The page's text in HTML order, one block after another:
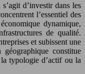
d’investir dans les
l’essentiel des
dynamique,
de qualité.
et subissent une
constitue
typologie d’actif ou la